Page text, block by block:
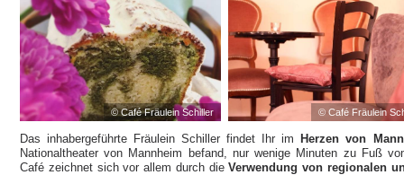
© Café Fräulein Schiller © Café Fräulein
Das inhabergeführte Fräulein Schiller findet Ihr imHerzen von
Nationaltheater von Mannheim befand, nur wenige Minuten zu Fuß
Café zeichnet sich vor allem durch dieVerwendung von regionalen